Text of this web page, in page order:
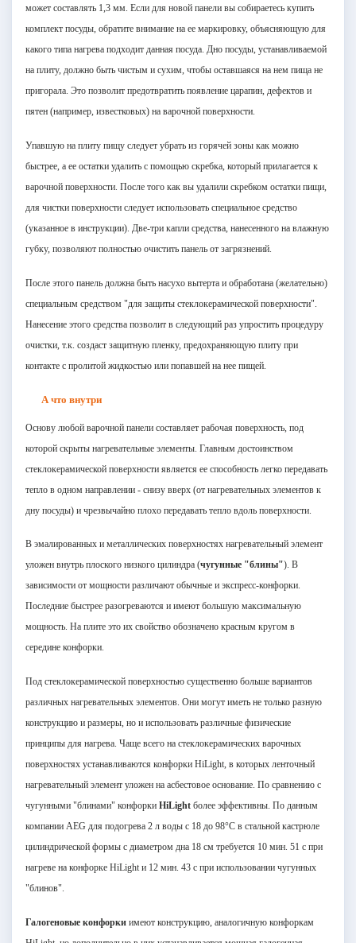
может составлять 1,3 мм. Если для новой панели вы собираетесь купить
комплект посуды, обратите внимание на ее маркировку, объясняющую для
какого типа нагрева подходит данная посуда. Дно посуды, устанавливаемой
на плиту, должно быть чистым и сухим, чтобы оставшаяся на нем пища не
пригорала. Это позволит предотвратить появление царапин, дефектов и
пятен (например, известковых) на варочной поверхности.
Упавшую на плиту пищу следует убрать из горячей зоны как можно
быстрее, а ее остатки удалить с помощью скребка, который прилагается к
варочной поверхности. После того как вы удалили скребком остатки пищи,
для чистки поверхности следует использовать специальное средство
(указанное в инструкции). Две-три капли средства, нанесенного на влажную
губку, позволяют полностью очистить панель от загрязнений.
После этого панель должна быть насухо вытерта и обработана (желательно)
специальным средством "для защиты стеклокерамической поверхности".
Нанесение этого средства позволит в следующий раз упростить процедуру
очистки, т.к. создаст защитную пленку, предохраняющую плиту при
контакте с пролитой жидкостью или попавшей на нее пищей.
А что внутри
Основу любой варочной панели составляет рабочая поверхность, под
которой скрыты нагревательные элементы. Главным достоинством
стеклокерамической поверхности является ее способность легко передавать
тепло в одном направлении - снизу вверх (от нагревательных элементов к
дну посуды) и чрезвычайно плохо передавать тепло вдоль поверхности.
В эмалированных и металлических поверхностях нагревательный элемент
уложен внутрь плоского низкого цилиндра (чугунные "блины"). В
зависимости от мощности различают обычные и экспресс-конфорки.
Последние быстрее разогреваются и имеют большую максимальную
мощность. На плите это их свойство обозначено красным кругом в
середине конфорки.
Под стеклокерамической поверхностью существенно больше вариантов
различных нагревательных элементов. Они могут иметь не только разную
конструкцию и размеры, но и использовать различные физические
принципы для нагрева. Чаще всего на стеклокерамических варочных
поверхностях устанавливаются конфорки HiLight, в которых ленточный
нагревательный элемент уложен на асбестовое основание. По сравнению с
чугунными "блинами" конфорки HiLight более эффективны. По данным
компании AEG для подогрева 2 л воды с 18 до 98°С в стальной кастрюле
цилиндрической формы с диаметром дна 18 см требуется 10 мин. 51 с при
нагреве на конфорке HiLight и 12 мин. 43 с при использовании чугунных
"блинов".
Галогеновые конфорки имеют конструкцию, аналогичную конфоркам